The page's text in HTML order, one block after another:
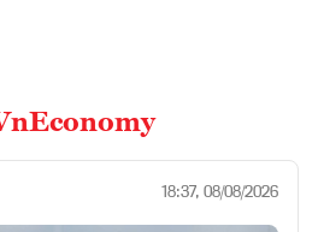
18:37, 08/08/2026